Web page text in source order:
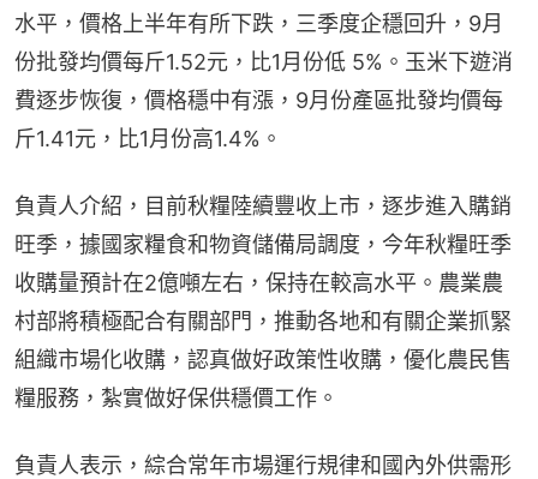
水平，價格上半年有所下跌，三季度企穩回升，9月
份批發均價每斤1.52元，比1月份低 5%。玉米下遊消
費逐步恢復，價格穩中有漲，9月份產區批發均價每
斤1.41元，比1月份高1.4%。
負責人介紹，目前秋糧陸續豐收上市，逐步進入購銷
旺季，據國家糧食和物資儲備局調度，今年秋糧旺季
收購量預計在2億噸左右，保持在較高水平。農業農
村部將積極配合有關部門，推動各地和有關企業抓緊
組織市場化收購，認真做好政策性收購，優化農民售
糧服務，紮實做好保供穩價工作。
負責人表示，綜合常年市場運行規律和國內外供需形